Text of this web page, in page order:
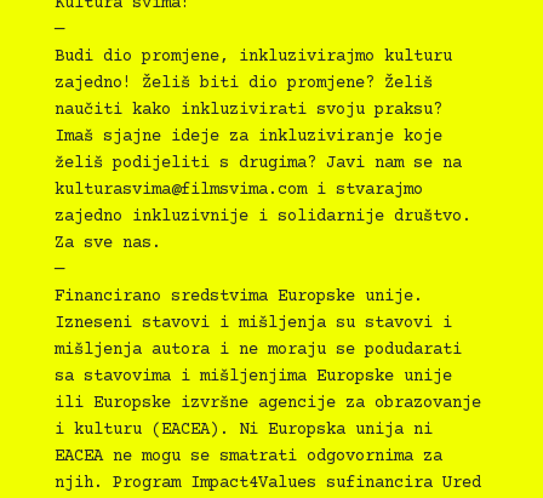
—
Budi dio promjene, inkluzivirajmo kulturu
zajedno! Želiš biti dio promjene? Želiš
naučiti kako inkluzivirati svoju praksu?
Imaš sjajne ideje za inkluziviranje koje
želiš podijeliti s drugima? Javi nam se na
kulturasvima@filmsvima.comi stvarajmo
zajedno inkluzivnije i solidarnije društvo.
Za sve nas.
—
Financirano sredstvima Europske unije.
Izneseni stavovi i mišljenja su stavovi i
mišljenja autora i ne moraju se podudarati
sa stavovima i mišljenjima Europske unije
ili Europske izvršne agencije za obrazovanje
i kulturu (EACEA). Ni Europska unija ni
EACEA ne mogu se smatrati odgovornima za
njih. Program Impact4Values sufinancira Ured